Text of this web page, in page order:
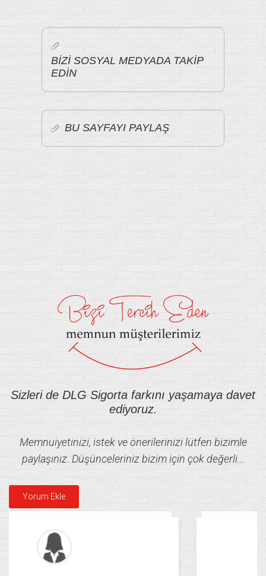
BİZİ SOSYAL MEDYADA TAKİP
EDİN
BU SAYFAYI PAYLAŞ
Sizleri de DLG Sigorta farkını yaşamaya davet
ediyoruz.
Memnuiyetinizi, istek ve önerilerinizi lütfen bizimle
paylaşınız. Düşünceleriniz bizim için çok değerli...
Yorum Ekle